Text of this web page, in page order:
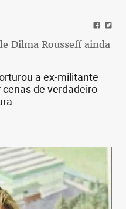
Dilma Rousseff ainda
a ex-militante
de verdadeiro